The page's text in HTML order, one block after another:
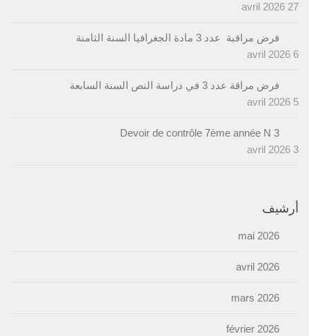
27 avril 2026
فرض مراقبة عدد 3 مادة الجغرافيا السنة الثامنة
6 avril 2026
فرض مراقة عدد 3 في دراسة النص السنة السابعة
5 avril 2026
Devoir de contrôle 7ème année N 3
3 avril 2026
أرشيف
mai 2026
avril 2026
mars 2026
février 2026